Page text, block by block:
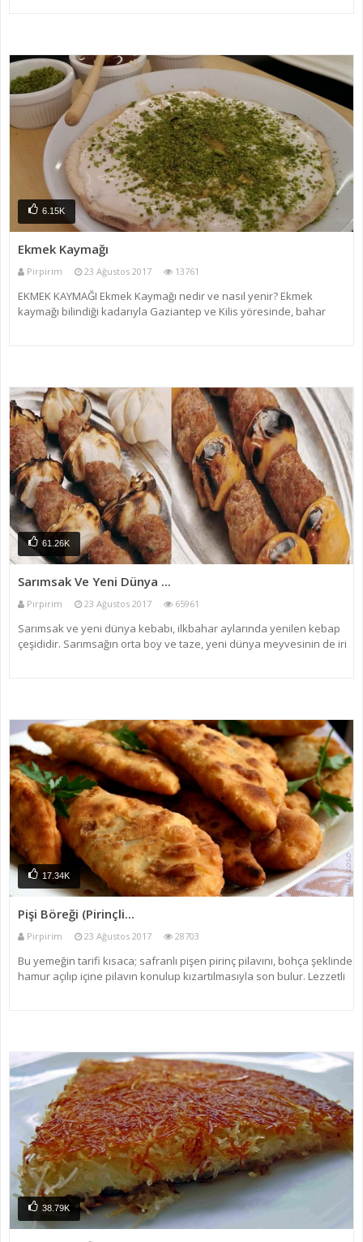
6.15K
Ekmek Kaymağı
Pirpirim 23 Ağustos 2017 13761
EKMEK KAYMAĞI Ekmek Kaymağı nedir ve nasıl yenir? Ekmek
kaymağı bilindiği kadarıyla Gaziantep ve Kilis yöresinde, bahar
61.26K
Sarımsak Ve Yeni Dünya ...
Pirpirim 23 Ağustos 2017 65961
Sarımsak ve yeni dünya kebabı, ilkbahar aylarında yenilen kebap
çeşididir. Sarımsağın orta boy ve taze, yeni dünya meyvesinin de iri
17.34K
Pişi Böreği (Pirinçli...
Pirpirim 23 Ağustos 2017 28703
Bu yemeğin tarifi kısaca; safranlı pişen pirinç pilavını, bohça şeklinde
hamur açılıp içine pilavın konulup kızartılmasıyla son bulur. Lezzetli
38.79K